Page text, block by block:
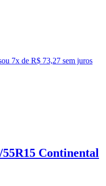
ou 7x de R$ 73,27 sem juros
Continental